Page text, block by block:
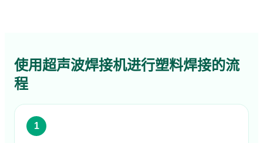
使用超声波焊接机进行塑料焊接的流
程